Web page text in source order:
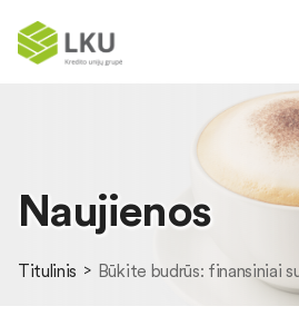
Naujienos
Titulinis Būkite budrūs: finansiniai